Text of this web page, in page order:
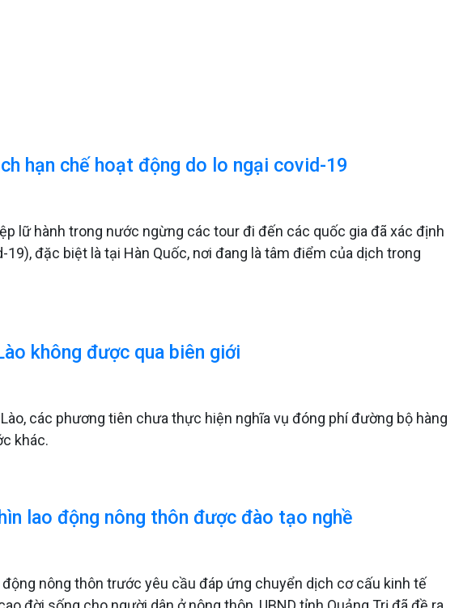
hạn chế hoạt động do lo ngại covid-19
lữ hành trong nước ngừng các tour đi đến các quốc gia đã xác định
đặc biệt là tại Hàn Quốc, nơi đang là tâm điểm của dịch trong
không được qua biên giới
các phương tiên chưa thực hiện nghĩa vụ đóng phí đường bộ hàng
khác.
lao động nông thôn được đào tạo nghề
nông thôn trước yêu cầu đáp ứng chuyển dịch cơ cấu kinh tế